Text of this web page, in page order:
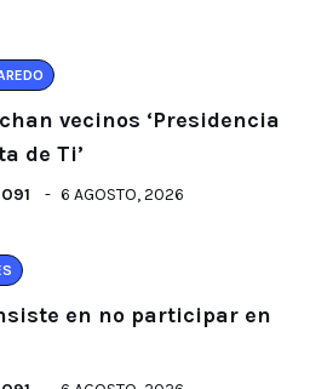
vecinos ‘Presidencia
de Ti’
6 AGOSTO, 2026
en no participar en